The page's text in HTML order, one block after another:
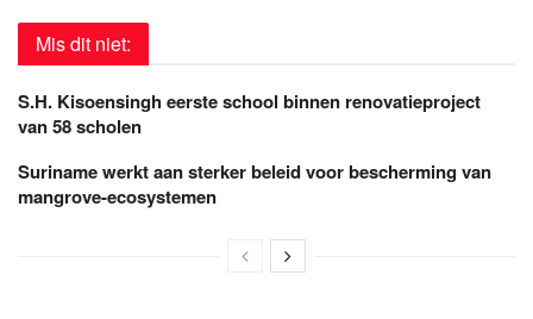
Mis dit niet:
S.H. Kisoensingh eerste school binnen renovatieproject
van 58 scholen
Suriname werkt aan sterker beleid voor bescherming van
mangrove-ecosystemen